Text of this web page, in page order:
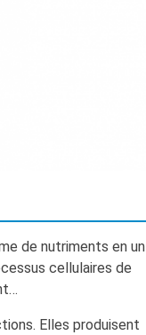
de nutriments en un
cellulaires de
Elles produisent